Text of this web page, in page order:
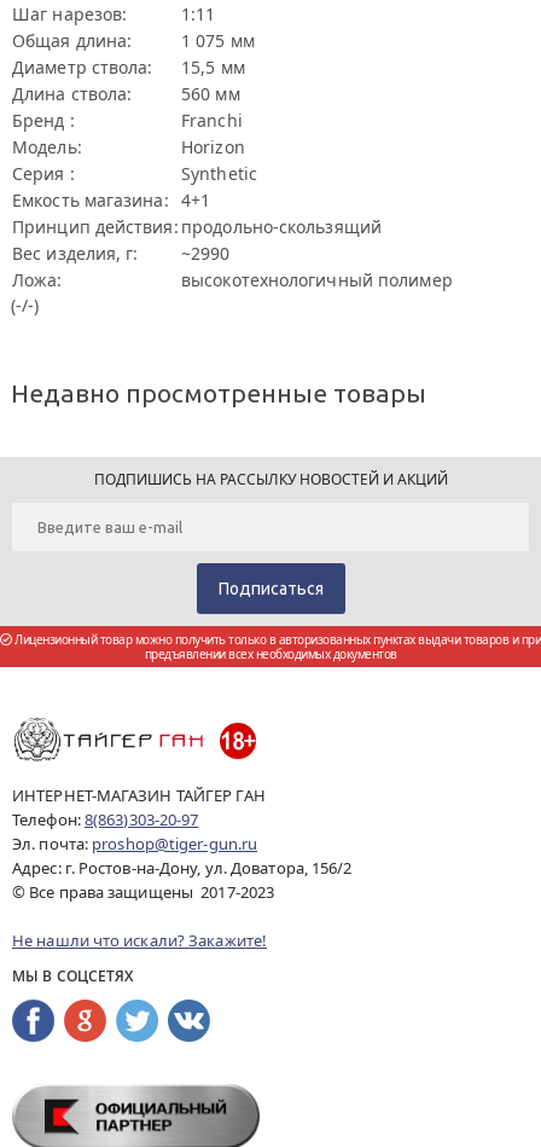
Шаг нарезов:
1:11
Общая длина:
1 075 мм
Диаметр ствола:
15,5 мм
Длина ствола:
560 мм
Бренд :
Franchi
Модель:
Horizon
Серия :
Synthetic
Емкость магазина: 4+1
Принцип действия: продольно-скользящий
Вес изделия, г:
~2990
Ложа:
высокотехнологичный полимер
(-/-)
Недавно просмотренные товары
ПОДПИШИСЬ НА РАССЫЛКУ НОВОСТЕЙ И АКЦИЙ
Лицензионный товар можно получить только в авторизованных пунктах выдачи товаров и при
предъявлении всех необходимых документов
ИНТЕРНЕТ-МАГАЗИН ТАЙГЕР ГАН
Телефон:8(863)303-20-97
Эл. почта: proshop@tiger-gun.ru
Адрес: г. Ростов-на-Дону, ул. Доватора, 156/2
© Все права защищены 2017-2023
Не нашли что искали? Закажите!
МЫ В СОЦСЕТЯХ